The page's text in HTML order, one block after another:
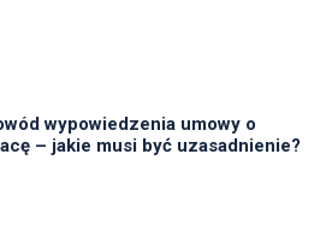
wypowiedzenia umowy o
– jakie musi być uzasadnienie?